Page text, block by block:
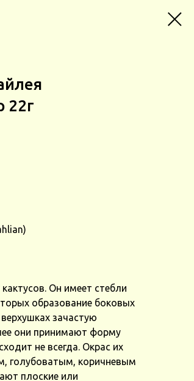
22г
Он имеет стебли
образование боковых
зачастую
они принимают форму
не всегда. Окрас их
голубоватым, коричневым
плоские или